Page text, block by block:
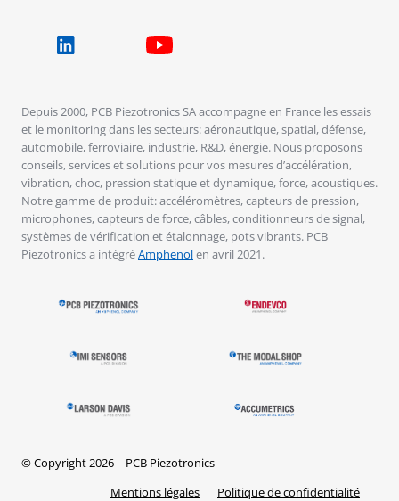
Depuis 2000, PCB Piezotronics SA accompagne en France les essais
et le monitoring dans les secteurs: aéronautique, spatial, défense,
automobile, ferroviaire, industrie, R&D, énergie. Nous proposons
conseils, services et solutions pour vos mesures d’accélération,
vibration, choc, pression statique et dynamique, force, acoustiques.
Notre gamme de produit: accéléromètres, capteurs de pression,
microphones, capteurs de force, câbles, conditionneurs de signal,
systèmes de vérification et étalonnage, pots vibrants. PCB
Piezotronics a intégréAmphenolen avril 2021.
© Copyright 2026 – PCB Piezotronics
Mentions légales
Politique de confidentialité